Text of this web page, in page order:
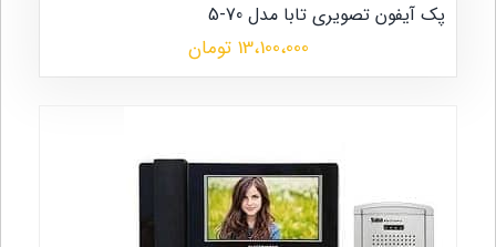
پک آیفون تصویری تابا مدل 70-5
13،100،000 تومان